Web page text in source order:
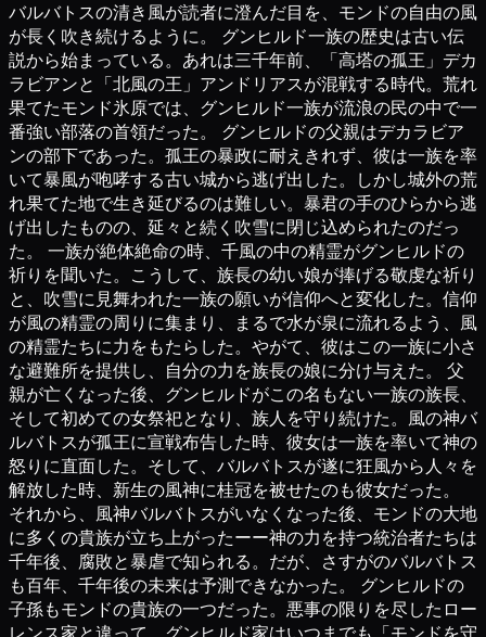
バルバトスの清き風が読者に澄んだ目を、モンドの自由の風
が長く吹き続けるように。 グンヒルド一族の歴史は古い伝
説から始まっている。あれは三千年前、「高塔の孤王」デカ
ラビアンと「北風の王」アンドリアスが混戦する時代。荒れ
果てたモンド氷原では、グンヒルド一族が流浪の民の中で一
番強い部落の首領だった。 グンヒルドの父親はデカラビア
ンの部下であった。孤王の暴政に耐えきれず、彼は一族を率
いて暴風が咆哮する古い城から逃げ出した。しかし城外の荒
れ果てた地で生き延びるのは難しい。暴君の手のひらから逃
げ出したものの、延々と続く吹雪に閉じ込められたのだっ
た。 一族が絶体絶命の時、千風の中の精霊がグンヒルドの
祈りを聞いた。こうして、族長の幼い娘が捧げる敬虔な祈り
と、吹雪に見舞われた一族の願いが信仰へと変化した。信仰
が風の精霊の周りに集まり、まるで水が泉に流れるよう、風
の精霊たちに力をもたらした。やがて、彼はこの一族に小さ
な避難所を提供し、自分の力を族長の娘に分け与えた。 父
親が亡くなった後、グンヒルドがこの名もない一族の族長、
そして初めての女祭祀となり、族人を守り続けた。風の神バ
ルバトスが孤王に宣戦布告した時、彼女は一族を率いて神の
怒りに直面した。そして、バルバトスが遂に狂風から人々を
解放した時、新生の風神に桂冠を被せたのも彼女だった。
それから、風神バルバトスがいなくなった後、モンドの大地
に多くの貴族が立ち上がったーー神の力を持つ統治者たちは
千年後、腐敗と暴虐で知られる。だが、さすがのバルバトス
も百年、千年後の未来は予測できなかった。 グンヒルドの
子孫もモンドの貴族の一つだった。悪事の限りを尽したロー